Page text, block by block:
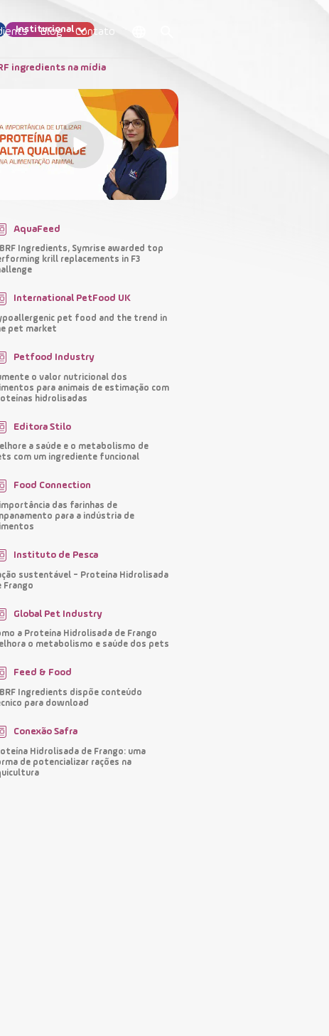
Blog Contato
Institucional
ingredients na mídia
AquaFeed
Ingredients, Symrise awarded top
krill replacements in F3
International PetFood UK
pet food and the trend in
pet market
Petfood Industry
o valor nutricional dos
para animais de estimação com
hidrolisadas
Editora Stilo
a saúde e o metabolismo de
com um ingrediente funcional
Food Connection
das farinhas de
para a indústria de
Instituto de Pesca
sustentável - Proteína Hidrolisada
Frango
Global Pet Industry
a Proteína Hidrolisada de Frango
o metabolismo e saúde dos pets
Feed & Food
Ingredients dispõe conteúdo
para download
Conexão Safra
Hidrolisada de Frango: uma
de potencializar rações na